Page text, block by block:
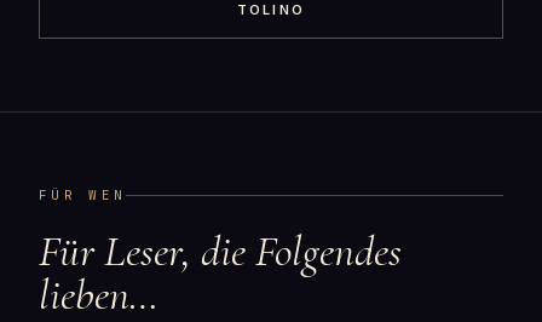
TOLINO
FÜR WEN
Für Leser, die Folgendes
lieben…